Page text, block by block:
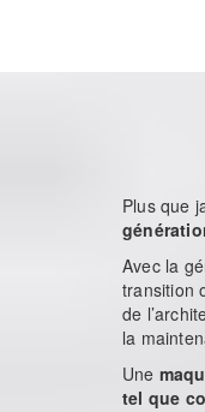
Plus que
Avec la
transition
de
la
Une
tel que